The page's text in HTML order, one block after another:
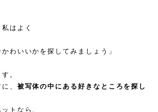
はよく
かわいいかを探してみましょう」
。
、 被写体の中にある好きなところを探し
トなら、